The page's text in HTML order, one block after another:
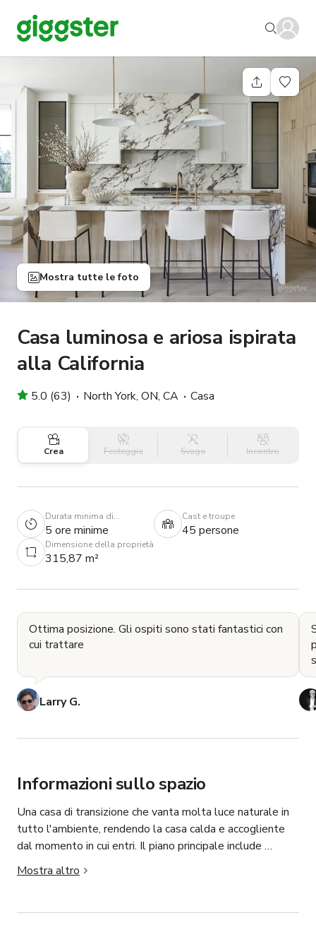
Mostra tutte le foto
Casa luminosa e ariosa ispirata
alla California
5.0 (63) North York, ON, CA Casa
Crea Festeggia Svago Incontro
Durata minima di
prenotazione
5 ore minime
Cast e troupe
45 persone
Dimensione della proprietà
315,87 m²
Ottima posizione. Gli ospiti sono stati fantastici con
cui trattare
Larry G.
Informazioni sullo spazio
Una casa di transizione che vanta molta luce naturale in
tutto l'ambiente, rendendo la casa calda e accogliente
dal momento in cui entri. Il piano principale include
corridoi ad arco, soffitti di 10', un ufficio domestico, una
grande sala da pranzo con bar incorporato, una cucina con
e una porta scorrevole che si apre su un'oasi nel cortile
Mostra altro